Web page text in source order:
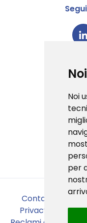
Noi
per
C-Box®
Italia
Contattaci
Privacy policy•